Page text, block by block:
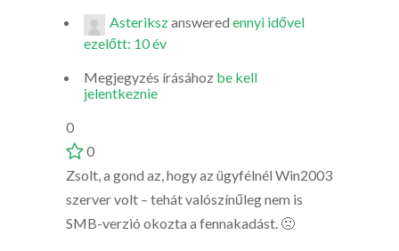
Asterikszanswered ennyi idővel
ezelőtt: 10 év
Megjegyzés írásához be kell
jelentkeznie
0
0
Zsolt, a gond az, hogy az ügyfélnél Win2003
szerver volt – tehát valószínűleg nem is
SMB-verzió okozta a fennakadást. 🙁